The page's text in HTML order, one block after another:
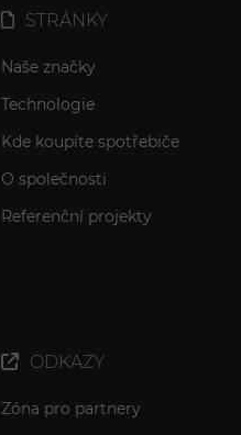
STRÁNKY
Naše značky
Technologie
Kde koupíte spotřebiče
O společnosti
Referenční projekty
ODKAZY
Zóna pro partnery